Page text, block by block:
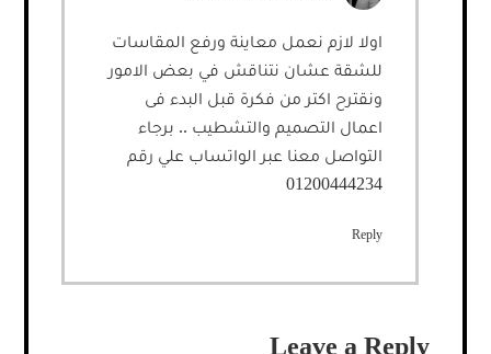
اولا لازم نعمل معاينة ورفع المقاسات
للشقة عشان نتناقش في بعض الامور
ونقترح اكتر من فكرة قبل البدء فى
اعمال التصميم والتشطيب .. برجاء
التواصل معنا عبر الواتساب علي رقم
01200444234
Reply
Leave a Reply